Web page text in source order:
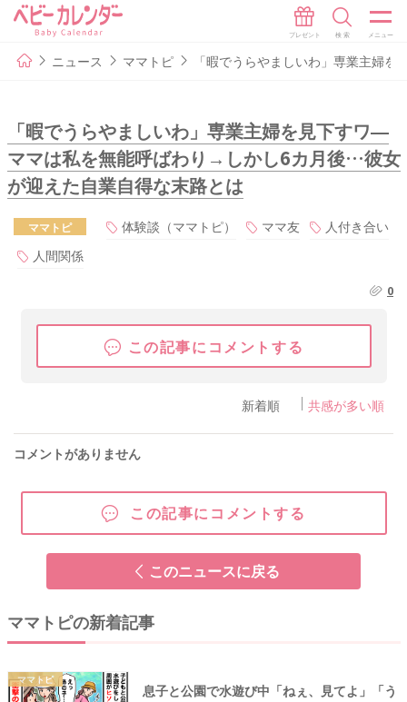
ニュース ママトピ 「暇でうらやましいわ」専業主婦
「暇でうらやましいわ」専業主婦を見下すワ―
ママは私を無能呼ばわり→しかし6カ月後…彼女
が迎えた自業自得な末路とは
ママトピ 体験談（ママトピ） ママ友
人付き合い
人間関係
0
この記事にコメントする
新着順 共感が多い順
コメントがありません
この記事にコメントする
このニュースに戻る
ママトピの新着記事
ママトピ
息子と公園で水遊び中「ねぇ、見てよ」「う